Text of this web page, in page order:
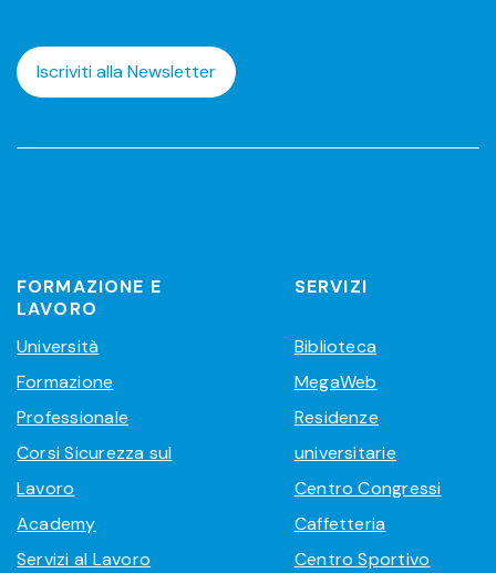
Iscriviti alla Newsletter
FORMAZIONE E
LAVORO
Università
Formazione
Professionale
Corsi Sicurezza sul
Lavoro
Academy
Servizi al Lavoro
SERVIZI
Biblioteca
MegaWeb
Residenze
universitarie
Centro Congressi
Caffetteria
Centro Sportivo